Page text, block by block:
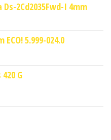
2Cd2035Fwd-I 4mm
5.999-024.0
G